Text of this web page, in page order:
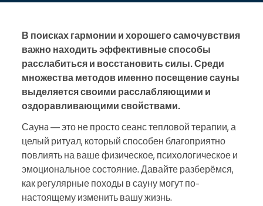
В поисках гармонии и хорошего самочувствия
важно находить эффективные способы
расслабиться и восстановить силы. Среди
множества методов именно посещение сауны
выделяется своими расслабляющими и
оздоравливающими свойствами.
Саунa — это не просто сеанс тепловой терапии, а
целый ритуал, который способен благоприятно
повлиять на ваше физическое, психологическое и
эмоциональное состояние. Давайте разберёмся,
как регулярные походы в сауну могут по-
настоящему изменить вашу жизнь.